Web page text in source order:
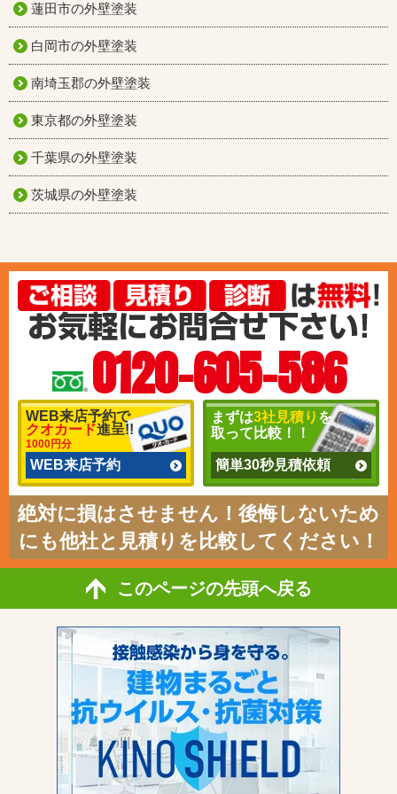
蓮田市の外壁塗装
白岡市の外壁塗装
南埼玉郡の外壁塗装
東京都の外壁塗装
千葉県の外壁塗装
茨城県の外壁塗装
0120-605-586
WEB来店予約で
クオカード進呈!!
1000円分
WEB来店予約
まずは3社見積り を
取って比較！！
簡単30秒見積依頼
絶対に損はさせません！後悔しないため
にも他社と見積りを比較してください！
このページの先頭へ戻る